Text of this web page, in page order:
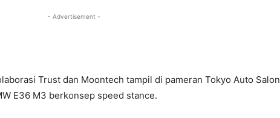
- Advertisement -
Trust dan Moontech tampil di pameran Tokyo Auto Salon
E36 M3 berkonsep speed stance.